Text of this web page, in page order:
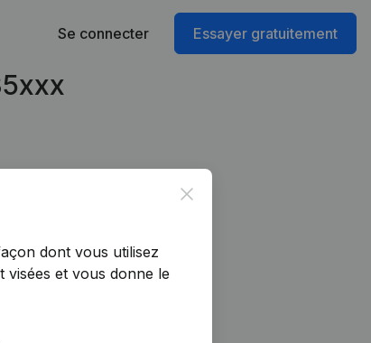
Se connecter Essayer gratuitement
Close
dont vous utilisez
visées et vous donne le